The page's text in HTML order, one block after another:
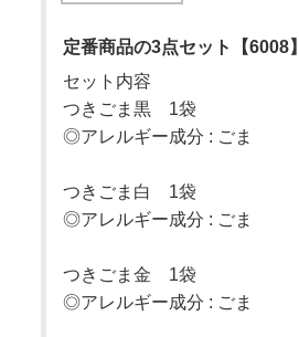
定番商品の3点セット【6008】
セット内容
つきごま黒 1袋
◎アレルギー成分 : ごま
つきごま白 1袋
◎アレルギー成分 : ごま
つきごま金 1袋
◎アレルギー成分 : ごま